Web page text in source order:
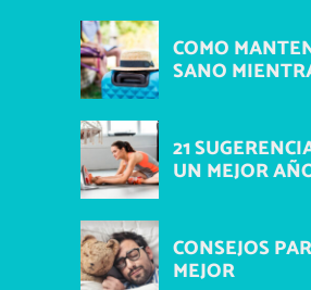
COMO
SANO
21
UN MEJOR
CONSEJOS
MEJOR